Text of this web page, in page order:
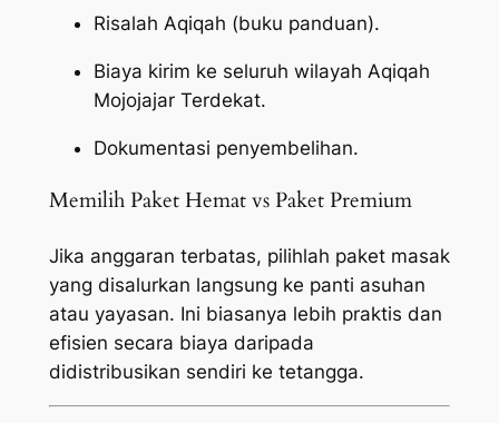
Risalah Aqiqah (buku panduan).
Biaya kirim ke seluruh wilayah Aqiqah
Mojojajar Terdekat.
Dokumentasi penyembelihan.
Memilih Paket Hemat vs Paket Premium
Jika anggaran terbatas, pilihlah paket masak
yang disalurkan langsung ke panti asuhan
atau yayasan. Ini biasanya lebih praktis dan
efisien secara biaya daripada
didistribusikan sendiri ke tetangga.